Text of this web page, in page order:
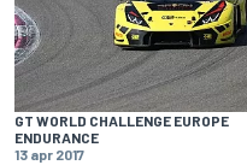
GT WORLD CHALLENGE EUROPE
ENDURANCE
13 apr 2017